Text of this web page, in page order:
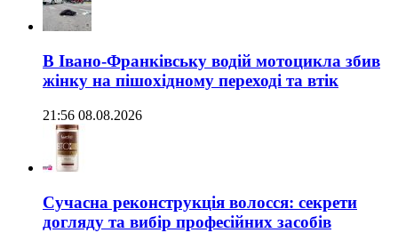
В Івано-Франківську водій мотоцикла збив
жінку на пішохідному переході та втік
21:56 08.08.2026
Сучасна реконструкція волосся: секрети
догляду та вибір професійних засобів